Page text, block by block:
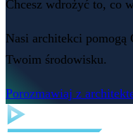
Chcesz wdrożyć to, co
Nasi architekci pomogą
Twoim środowisku.
Porozmawiaj z